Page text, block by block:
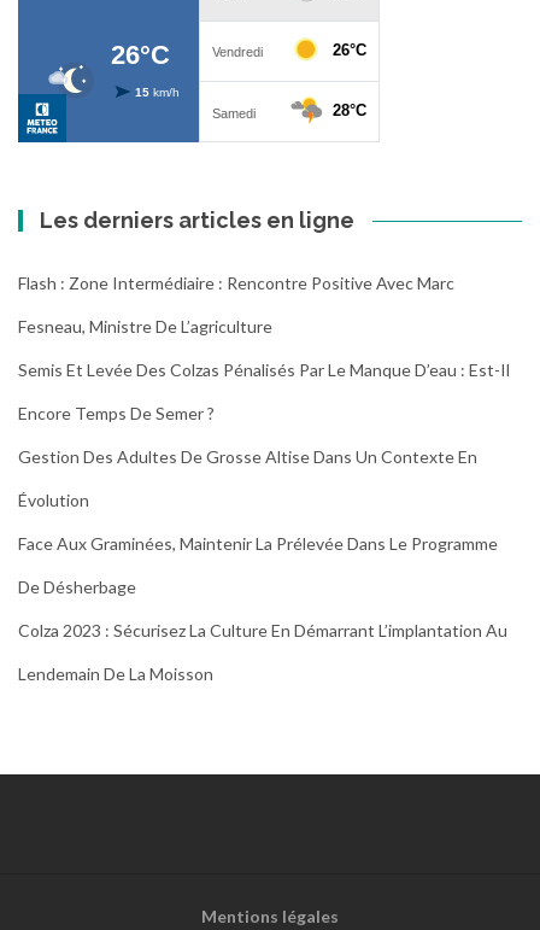
Les derniers articles en ligne
Flash : Zone Intermédiaire : Rencontre Positive Avec Marc
Fesneau, Ministre De L’agriculture
Semis Et Levée Des Colzas Pénalisés Par Le Manque D’eau : Est-Il
Encore Temps De Semer ?
Gestion Des Adultes De Grosse Altise Dans Un Contexte En
Évolution
Face Aux Graminées, Maintenir La Prélevée Dans Le Programme
De Désherbage
Colza 2023 : Sécurisez La Culture En Démarrant L’implantation Au
Lendemain De La Moisson
Mentions légales